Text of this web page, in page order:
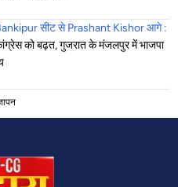
सीट से Prashant Kishor आगे :
को बढ़त, गुजरात के मंजलपुर में भाजपा